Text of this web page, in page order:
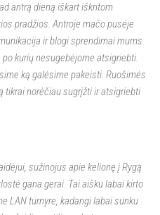
antrą dieną iškart iškritom
pradžios. Antroje mačo pusėje
ir blogi sprendimai mums
kurių nesugebėjome atsigriebti.
ką galėsime pakeisti. Ruošimės
tikrai norėčiau sugrįžti ir atsigriebti
sužinojus apie kelionę į Rygą
gana gerai. Tai aišku labai kirto
LAN turnyre, kadangi labai sunku